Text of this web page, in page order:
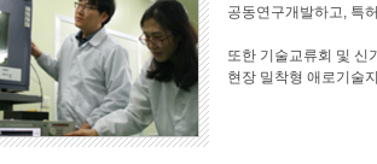
공동연구개발하고, 특
또한 기술교류회 및 신
현장 밀착형 애로기술